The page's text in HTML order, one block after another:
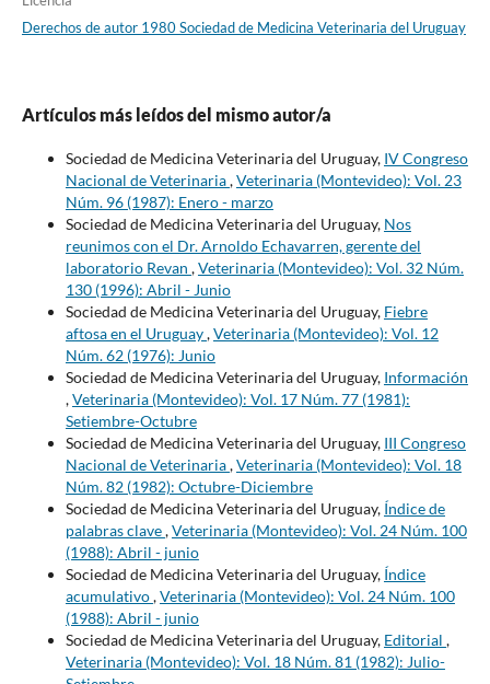
Derechos de autor 1980 Sociedad de Medicina Veterinaria del Uruguay
Artículos más leídos del mismo autor/a
Sociedad de Medicina Veterinaria del Uruguay, IV Congreso
Nacional de Veterinaria,Veterinaria (Montevideo): Vol. 23
Núm. 96 (1987): Enero - marzo
Sociedad de Medicina Veterinaria del Uruguay, Nos
reunimos con el Dr. Arnoldo Echavarren, gerente del
laboratorio Revan ,Veterinaria (Montevideo): Vol. 32 Núm.
130 (1996): Abril - Junio
Sociedad de Medicina Veterinaria del Uruguay, Fiebre
aftosa en el Uruguay,Veterinaria (Montevideo): Vol. 12
Núm. 62 (1976): Junio
Sociedad de Medicina Veterinaria del Uruguay, Información
,Veterinaria (Montevideo): Vol. 17 Núm. 77 (1981):
Setiembre-Octubre
Sociedad de Medicina Veterinaria del Uruguay, III Congreso
Nacional de Veterinaria,Veterinaria (Montevideo): Vol. 18
Núm. 82 (1982): Octubre-Diciembre
Sociedad de Medicina Veterinaria del Uruguay, Índice de
palabras clave,Veterinaria (Montevideo): Vol. 24 Núm. 100
(1988): Abril - junio
Sociedad de Medicina Veterinaria del Uruguay, Índice
acumulativo,Veterinaria (Montevideo): Vol. 24 Núm. 100
(1988): Abril - junio
Sociedad de Medicina Veterinaria del Uruguay, Editorial ,
Veterinaria (Montevideo): Vol. 18 Núm. 81 (1982): Julio-